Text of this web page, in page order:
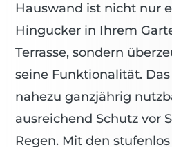
Hauswand ist nicht nur
Hingucker in Ihrem
Terrasse, sondern
seine Funktionalität.
nahezu ganzjährig
ausreichend Schutz vor
Regen. Mit den